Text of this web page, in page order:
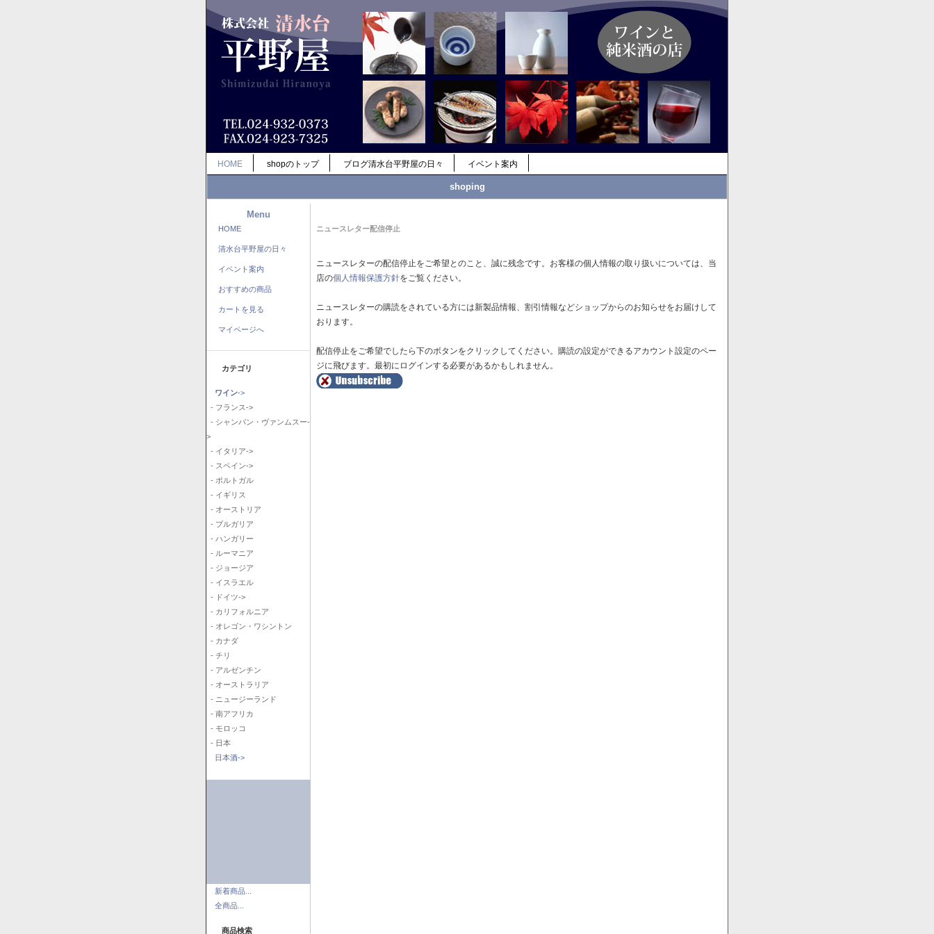
HOME shopのトップ ブログ清水台平野屋の日々 イベント案内
shoping
Menu
HOME
清水台平野屋の日々
イベント案内
おすすめの商品
カートを見る
マイページへ
カテゴリ
ワイン->
- フランス->
- シャンパン・ヴァンムスー-
>
- イタリア->
- スペイン->
- ポルトガル
- イギリス
- オーストリア
- ブルガリア
- ハンガリー
- ルーマニア
- ジョージア
- イスラエル
- ドイツ->
- カリフォルニア
- オレゴン・ワシントン
- カナダ
- チリ
- アルゼンチン
- オーストラリア
- ニュージーランド
- 南アフリカ
- モロッコ
- 日本
日本酒->
新着商品...
全商品...
商品検索
ニュースレター配信停止
ニュースレターの配信停止をご希望とのこと、誠に残念です。お客様の個人情報の取り扱いについては、当
店の個人情報保護方針をご覧ください。
ニュースレターの購読をされている方には新製品情報、割引情報などショップからのお知らせをお届けして
おります。
配信停止をご希望でしたら下のボタンをクリックしてください。購読の設定ができるアカウント設定のペー
ジに飛びます。最初にログインする必要があるかもしれません。